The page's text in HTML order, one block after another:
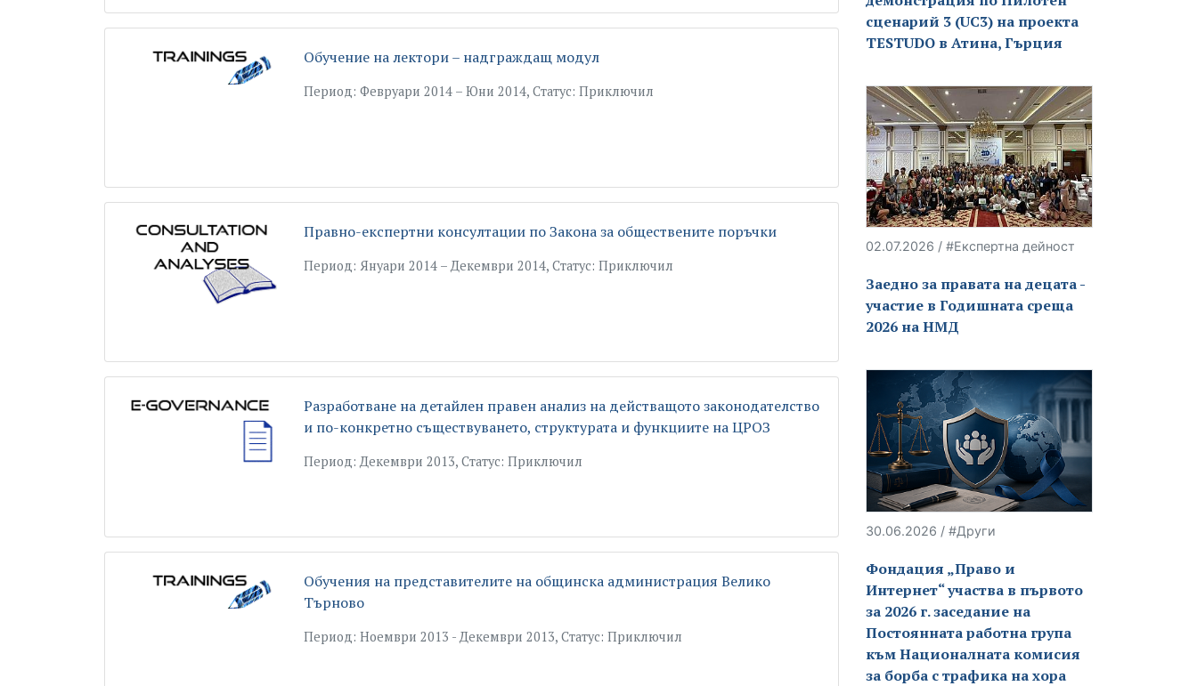
Обучение на лектори – надграждащ модул
Период: Февруари 2014 – Юни 2014, Статус: Приключил
Правно-експертни консултации по Закона за обществените поръчки
Период: Януари 2014 – Декември 2014, Статус: Приключил
Разработване на детайлен правен анализ на действащото законодателство
и по-конкретно съществуването, структурата и функциите на ЦРОЗ
Период: Декември 2013, Статус: Приключил
Обучения на представителите на общинска администрация Велико
Търново
Период: Ноември 2013 - Декември 2013, Статус: Приключил
сценарий 3 (UC3) на проекта
TESTUDO в Атина, Гърция
02.07.2026 / #Експертна дейност
Заедно за правата на децата -
участие в Годишната среща
2026 на НМД
30.06.2026 / #Други
Фондация „Право и
Интернет“ участва в първото
за 2026 г. заседание на
Постоянната работна група
към Националната комисия
за борба с трафика на хора